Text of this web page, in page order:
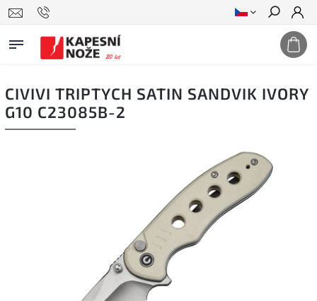
Hledat
CIVIVI TRIPTYCH SATIN SANDVIK IVORY
G10 C23085B-2